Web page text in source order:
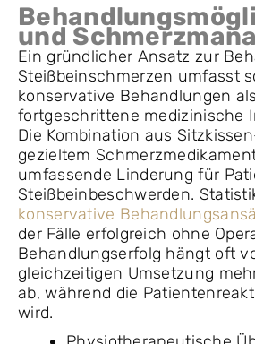
und
Ein gründlicher Ansatz zur
Steißbeinschmerzen umfasst
konservative Behandlungen
fortgeschrittene medizinische
Die Kombination aus
gezieltem
umfassende Linderung für
Steißbeinbeschwerden.
konservative
der Fälle erfolgreich ohne
Behandlungserfolg hängt oft
gleichzeitigen Umsetzung
ab, während die
wird.